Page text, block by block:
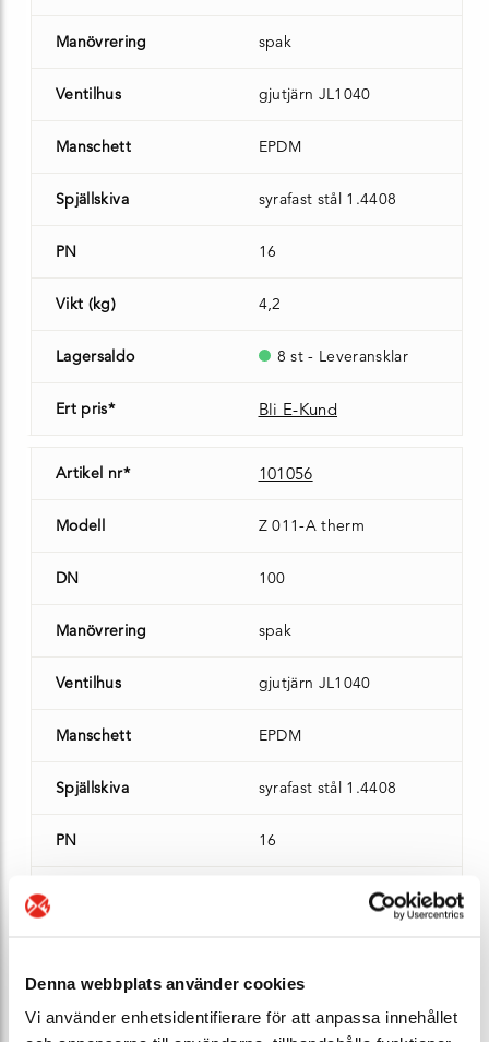
Denna webbplats använder cookies
Vi använder enhetsidentifierare för att anpassa innehållet
Manövrering spak
Ventilhus gjutjärn JL1040
Manschett EPDM
Spjällskiva syrafast stål 1.4408
PN 16
Vikt (kg) 4,2
Lagersaldo 8 st - Leveransklar
Ert pris* Bli E-Kund
Artikel nr* 101056
Modell Z 011-A therm
DN 100
Manövrering spak
Ventilhus gjutjärn JL1040
Manschett EPDM
Spjällskiva syrafast stål 1.4408
PN 16